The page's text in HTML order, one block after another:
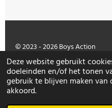
Deze website gebruikt
doeleinden en/of het tonen
gebruik te blijven maken van
akkoord.
© 2023 - 2026 Boys Action
Powered byJouwWeb